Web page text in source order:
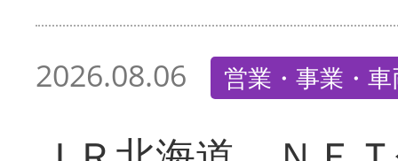
2026.08.06 営業・事業・